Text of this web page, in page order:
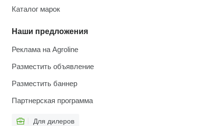
Каталог марок
Наши предложения
Реклама на Agroline
Разместить объявление
Разместить баннер
Партнерская программа
Для дилеров